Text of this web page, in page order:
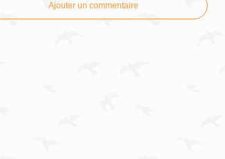
Ajouter un commentaire